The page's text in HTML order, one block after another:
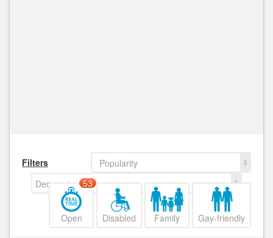
Filters
Popularity
Decreasing
Open
53
Disabled Family Gay-friendly